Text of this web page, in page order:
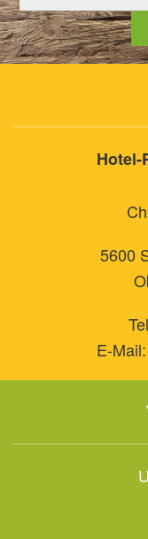
Hotel-
5600
E-Mail: